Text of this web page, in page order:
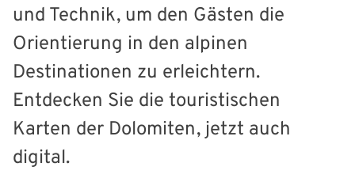
und Technik, um den Gästen die
Orientierung in den alpinen
Destinationen zu erleichtern.
Entdecken Sie die touristischen
Karten der Dolomiten, jetzt auch
digital.